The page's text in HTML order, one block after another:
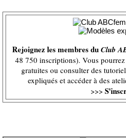
Rejoignez les membres duClub
48 750 inscriptions). Vous
gratuites ou consulter des
expliqués et accéder à des
>>>